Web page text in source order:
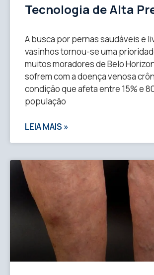
Tecnologia de Alta
A busca por pernas saudáveis e
vasinhos tornou-se uma
muitos moradores de Belo
sofrem com a doença venosa
condição que afeta entre 15% e
população
LEIA MAIS »